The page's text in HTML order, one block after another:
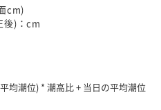
cm)
後)：cm
均潮位) * 潮高比 + 当日の平均潮位